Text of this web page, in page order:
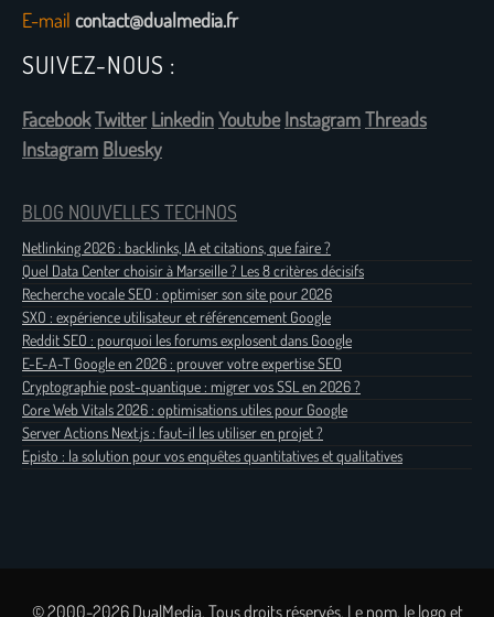
E-mail contact@dualmedia.fr
SUIVEZ-NOUS :
FacebookTwitter LinkedinYoutube InstagramThreads
Instagram Bluesky
BLOG NOUVELLES TECHNOS
Netlinking 2026 : backlinks, IA et citations, que faire ?
Quel Data Center choisir à Marseille ? Les 8 critères décisifs
Recherche vocale SEO : optimiser son site pour 2026
SXO : expérience utilisateur et référencement Google
Reddit SEO : pourquoi les forums explosent dans Google
E-E-A-T Google en 2026 : prouver votre expertise SEO
Cryptographie post-quantique : migrer vos SSL en 2026 ?
Core Web Vitals 2026 : optimisations utiles pour Google
Server Actions Next.js : faut-il les utiliser en projet ?
Episto : la solution pour vos enquêtes quantitatives et qualitatives
© 2000-2026 DualMedia. Tous droits réservés. Le nom, le logo et